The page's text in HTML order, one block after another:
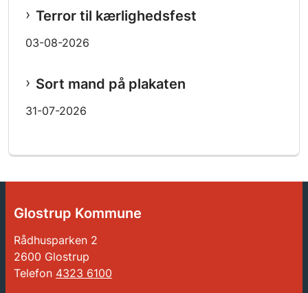
Terror til kærlighedsfest
03-08-2026
Sort mand på plakaten
31-07-2026
Glostrup Kommune
Rådhusparken 2
2600 Glostrup
Telefon 4323 6100